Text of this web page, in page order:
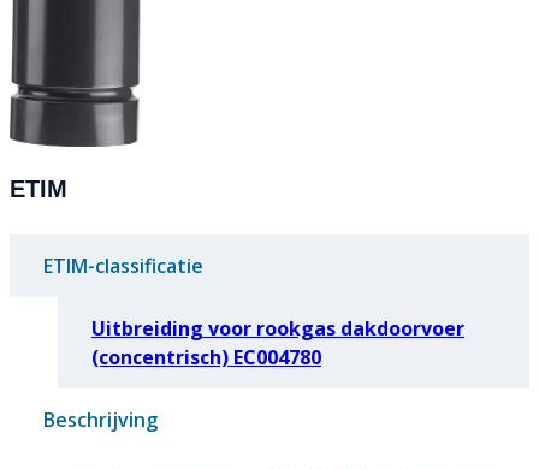
ETIM
ETIM-classificatie
Uitbreiding voor rookgas dakdoorvoer
(concentrisch) EC004780
Beschrijving